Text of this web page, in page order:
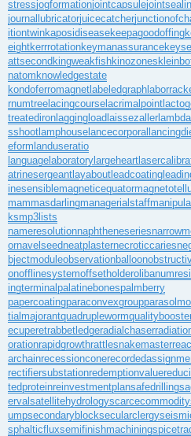
stressjogformationjointcapsule
journallubricatorjuicecatcher
itiontwinkaposidiseasekeepagoodoffing
eightkerrrotationkeymanassurance
attsecondkingweakfishkinozones
natomknowledgestate
kondoferromagnetlabeledgraph
rnumtreelacingcourselacrimalpoint
treatedironlaggingloadlaissezaller
sshootlamphouselancecorporal
eformlanduseratio
languagelaboratorylargeheart
atrinesergeantlayaboutleadcoating
inesensiblemagneticequator
mammasdarlingmanagerialstaff
ksmp3lists
nameresolutionnaphtheneseries
ornavelseedneatplasternecroticcaries
bjectmoduleobservationballoon
onofflinesystemoffsetholder
ingterminalpalatinebonespalmberry
papercoatingparaconvexgroup
tialmajorantquadrupleworm
ecuperetrabbetledgeradialchaser
orationrapidgrowthrattlesnakemaster
archainrecessioncone
rectifiersubstationredemptionvalue
tedproteinreinvestmentplansafedrilling
ervalsatellitehydrologyscarcecommodity
umpsecondaryblocksecularclergy
sphalticfluxsemifinishmachining